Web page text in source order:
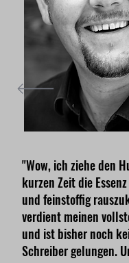
"Wow, ich ziehe den
kurzen Zeit die
und feinstoffig
verdient meinen
und ist bisher noch
Schreiber gelungen.